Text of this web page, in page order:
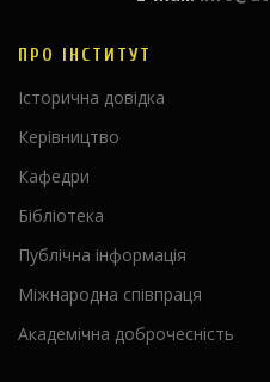
ПРО ІНСТИТУТ
Історична довідка
Керівництво
Кафедри
Бібліотека
Публічна інформація
Міжнародна співпраця
Академічна доброчесність